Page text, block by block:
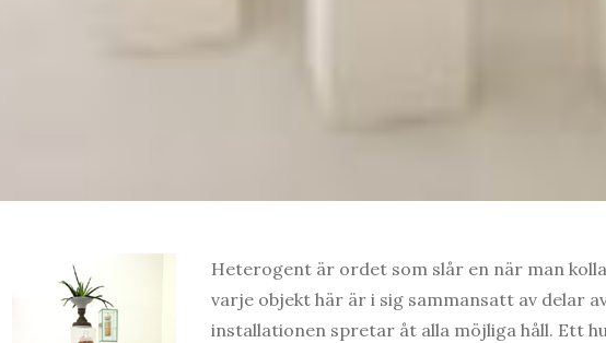
Heterogent är ordet som slår en när man
varje objekt här är i sig sammansatt av delar
installationen spretar åt alla möjliga håll. Ett